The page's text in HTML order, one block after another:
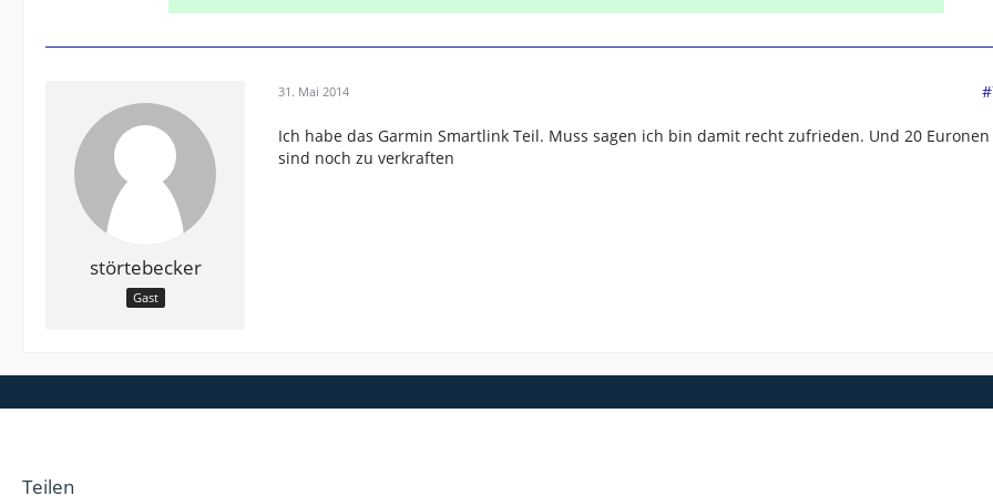
störtebecker
Gast
31. Mai 2014
Ich habe das Garmin Smartlink Teil. Muss sagen ich bin damit recht zufrieden. Und 20 Euronen
sind noch zu verkraften
Teilen